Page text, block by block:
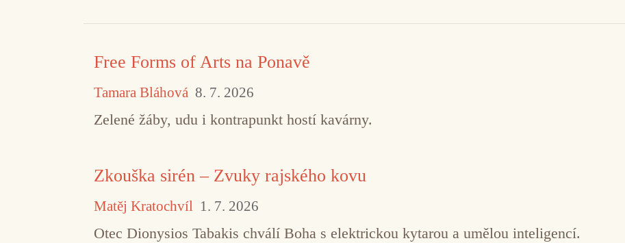
Free Forms of Arts na Ponavě
Tamara Bláhová 8. 7. 2026
Zelené žáby, udu i kontrapunkt hostí kavárny.
Zkouška sirén – Zvuky rajského kovu
Matěj Kratochvíl 1. 7. 2026
Otec Dionysios Tabakis chválí Boha s elektrickou kytarou a umělou inteligencí.